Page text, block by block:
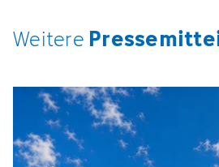
Weitere